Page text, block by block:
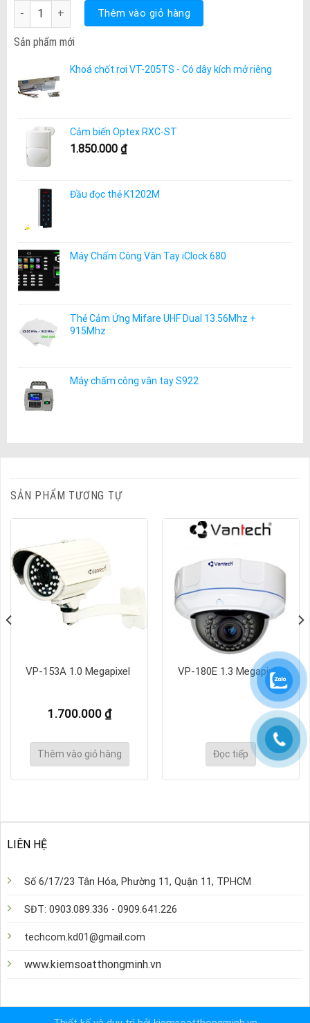
VP-180H 1.3 Megapixel số lượng
Thêm vào giỏ hàng
Sản phẩm mới
Khoá chốt rơi VT-205TS - Có dây kích mở riêng
Cảm biến Optex RXC-ST
1.850.000 ₫
Đầu đọc thẻ K1202M
Máy Chấm Công Vân Tay iClock 680
Thẻ Cảm Ứng Mifare UHF Dual 13.56Mhz +
915Mhz
Máy chấm công vân tay S922
SẢN PHẨM TƯƠNG TỰ
VP-153A 1.0 Megapixel
1.700.000 ₫
Thêm vào giỏ hàng
VP-180E 1.3 Megapixel
Đọc tiếp
LIÊN HỆ
Số 6/17/23 Tân Hóa, Phường 11, Quận 11, TPHCM
SĐT: 0903.089.336 - 0909.641.226
techcom.kd01@gmail.com
www.kiemsoatthongminh.vn